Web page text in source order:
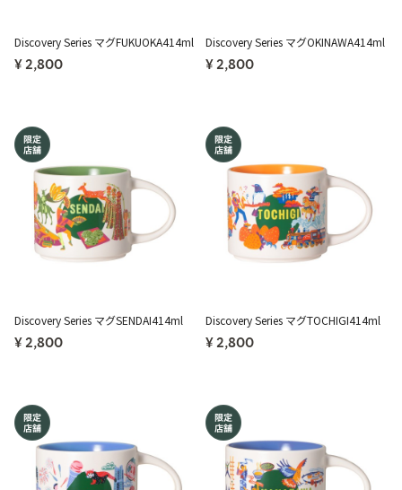
Discovery Series マグFUKUOKA414ml
¥ 2,800
Discovery Series マグOKINAWA414ml
¥ 2,800
Discovery Series マグSENDAI414ml
¥ 2,800
Discovery Series マグTOCHIGI414ml
¥ 2,800